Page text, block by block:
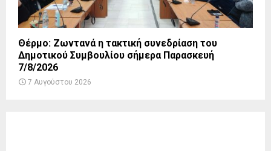
Θέρμο: Ζωντανά η τακτική συνεδρίαση του
Δημοτικού Συμβουλίου σήμερα Παρασκευή
7/8/2026
7 Αυγούστου 2026